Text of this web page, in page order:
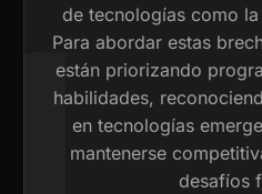
de tecnologías como
Para abordar estas
están priorizando
habilidades,
en tecnologías
mantenerse
desafíos